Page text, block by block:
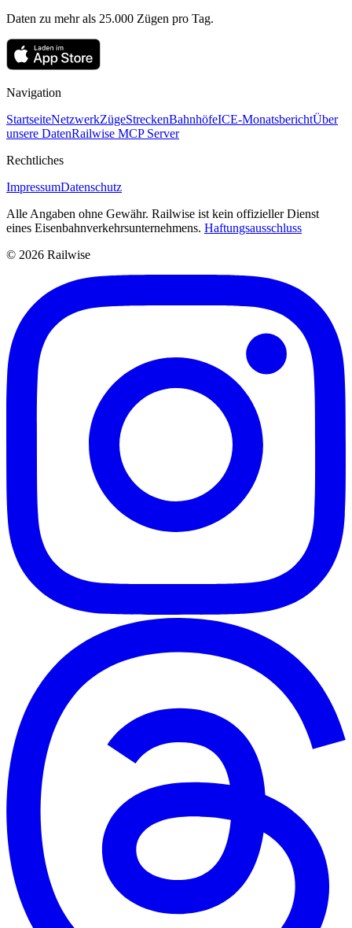
Daten zu mehr als 25.000 Zügen pro Tag.
Navigation
StartseiteNetzwerkZügeStreckenBahnhöfeICE-MonatsberichtÜber
unsere DatenRailwise MCP Server
Rechtliches
ImpressumDatenschutz
Alle Angaben ohne Gewähr. Railwise ist kein offizieller Dienst
eines Eisenbahnverkehrsunternehmens. Haftungsausschluss
© 2026 Railwise